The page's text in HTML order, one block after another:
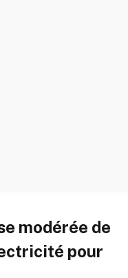
modérée de
pour